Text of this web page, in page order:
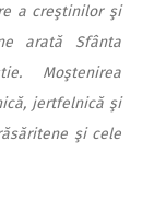
a creştinilor şi
arată Sfânta
Moştenirea
jertfelnică şi
şi cele